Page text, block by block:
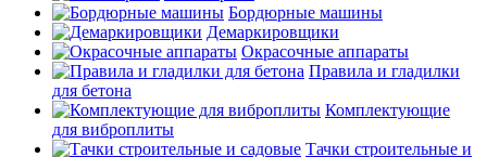
Бордюрные машины
Демаркировщики
Окрасочные аппараты
Правила и гладилки
для бетона
Комплектующие
для виброплиты
Тачки строительные и